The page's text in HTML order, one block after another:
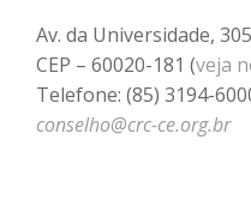
Av. da Universidade,
CEP – 60020-181 (veja
Telefone: (85) 3194-
conselho@crc-ce.org.br